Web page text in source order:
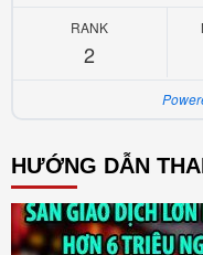
RANK
2
HƯỚNG DẪN